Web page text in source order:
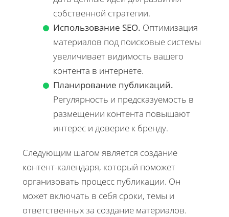
собственной стратегии.
Использование SEO. Оптимизация
материалов под поисковые системы
увеличивает видимость вашего
контента в интернете.
Планирование публикаций.
Регулярность и предсказуемость в
размещении контента повышают
интерес и доверие к бренду.
Следующим шагом является создание
контент-календаря, который поможет
организовать процесс публикации. Он
может включать в себя сроки, темы и
ответственных за создание материалов.